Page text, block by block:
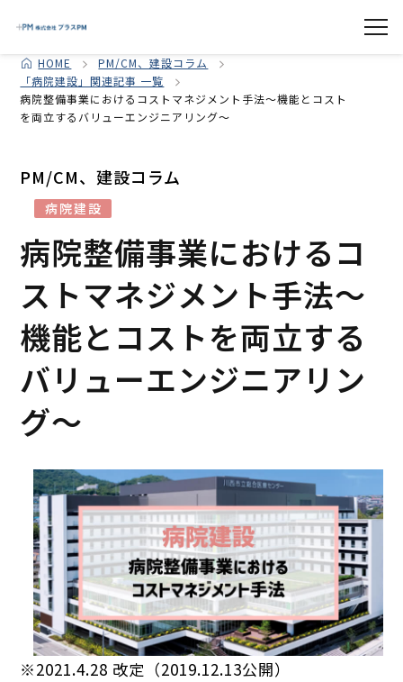
HOME
PM/CM、建設コラム
「病院建設」関連記事 一覧
病院整備事業におけるコストマネジメント手法～機能とコスト
を両立するバリューエンジニアリング～
PM/CM、建設コラム
病院建設
病院整備事業におけるコ
ストマネジメント手法～
機能とコストを両立する
バリューエンジニアリン
グ～
※2021.4.28 改定（2019.12.13公開）